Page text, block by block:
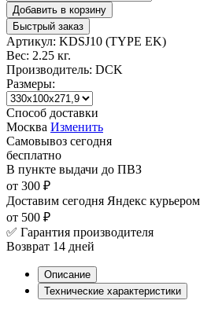
Добавить в корзину
Быстрый заказ
Артикул: KDSJ10 (TYPE EK)
Вес: 2.25 кг.
Производитель: DCK
Размеры:
Способ доставки
Москва Изменить
Самовывоз сегодня
бесплатно
В пункте выдачи до ПВЗ
от 300 ₽
Доставим сегодня Яндекс курьером
от 500 ₽
✅ Гарантия производителя
Возврат 14 дней
Описание
Технические характеристики